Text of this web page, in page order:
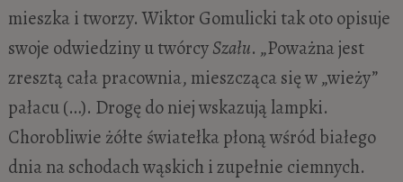
mieszka i tworzy. Wiktor Gomulicki tak oto opisuje
swoje odwiedziny u twórcySzału. „Poważna jest
zresztą cała pracownia, mieszcząca się w „wieży”
pałacu (…). Drogę do niej wskazują lampki.
Chorobliwie żółte światełka płoną wśród białego
dnia na schodach wąskich i zupełnie ciemnych.